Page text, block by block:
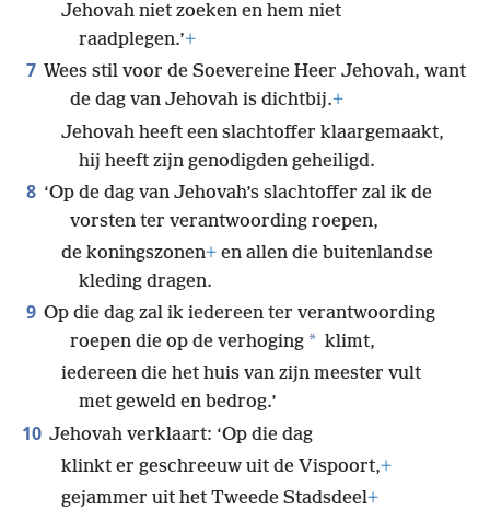
Jehovah niet zoeken en hem niet
raadplegen.’+
7 Wees stil voor de Soevereine Heer Jehovah, want
de dag van Jehovah is dichtbij.+
Jehovah heeft een slachtoffer klaargemaakt,
hij heeft zijn genodigden geheiligd.
8 ‘Op de dag van Jehovah’s slachtoffer zal ik de
vorsten ter verantwoording roepen,
de koningszonen+ en allen die buitenlandse
kleding dragen.
9 Op die dag zal ik iedereen ter verantwoording
roepen die op de verhoging * klimt,
iedereen die het huis van zijn meester vult
met geweld en bedrog.’
10 Jehovah verklaart: ‘Op die dag
klinkt er geschreeuw uit de Vispoort,+
gejammer uit het Tweede Stadsdeel+